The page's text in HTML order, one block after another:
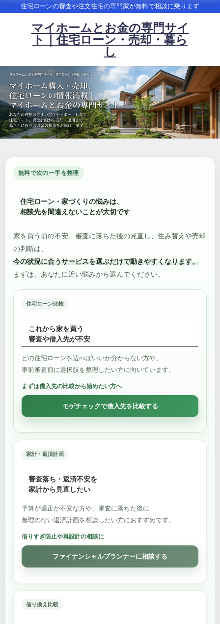
住宅ローンの審査や注文住宅の専門家が無料で相談に乗ります
マイホームとお金の専門サイ
ト｜住宅ローン・売却・暮ら
し
無料で次の一手を整理
住宅ローン・家づくりの悩みは、
相談先を間違えないことが大切です
家を買う前の不安、審査に落ちた後の見直し、住み替えや売却
の判断は、
今の状況に合うサービスを選ぶだけで動きやすくなります。
まずは、あなたに近い悩みから選んでください。
住宅ローン比較
これから家を買う
審査や借入先が不安
どの住宅ローンを選べばいいか分からない方や、
事前審査前に選択肢を整理したい方に向いています。
まずは借入先の比較から始めたい方へ
モゲチェックで借入先を比較する
家計・返済計画
審査落ち・返済不安を
家計から見直したい
予算が適正か不安な方や、審査に落ちた後に
無理のない返済計画を相談したい方におすすめです。
借りすぎ防止や再設計の相談に
ファイナンシャルプランナーに相談する
借り換え比較